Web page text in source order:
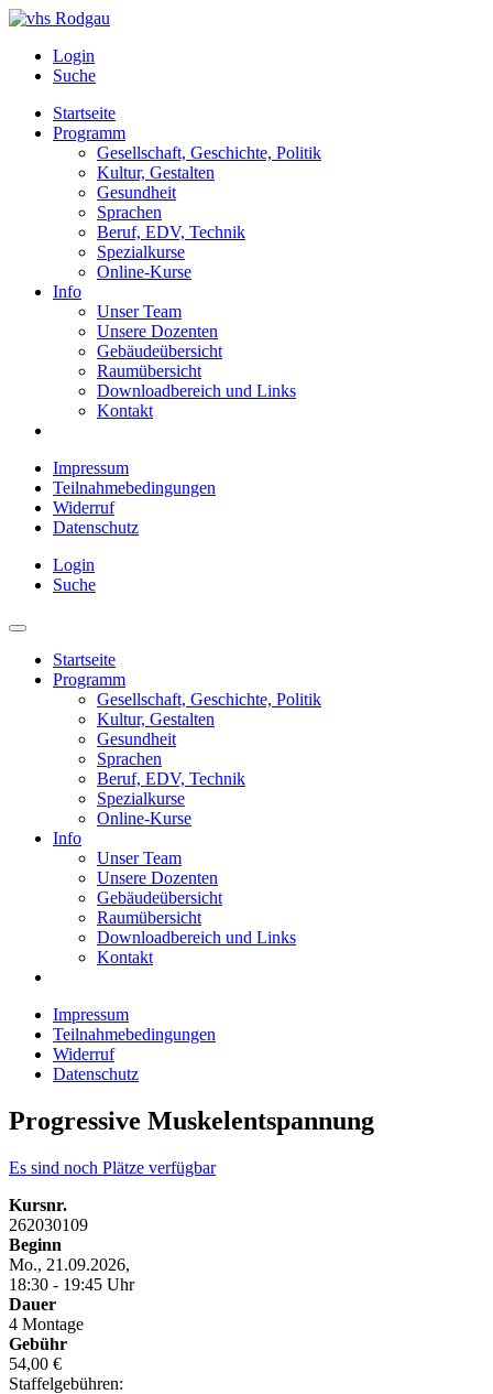
Login
Suche
Startseite
Programm
Gesellschaft, Geschichte, Politik
Kultur, Gestalten
Gesundheit
Sprachen
Beruf, EDV, Technik
Spezialkurse
Online-Kurse
Info
Unser Team
Unsere Dozenten
Gebäudeübersicht
Raumübersicht
Downloadbereich und Links
Kontakt
Impressum
Teilnahmebedingungen
Widerruf
Datenschutz
Login
Suche
Startseite
Programm
Gesellschaft, Geschichte, Politik
Kultur, Gestalten
Gesundheit
Sprachen
Beruf, EDV, Technik
Spezialkurse
Online-Kurse
Info
Unser Team
Unsere Dozenten
Gebäudeübersicht
Raumübersicht
Downloadbereich und Links
Kontakt
Impressum
Teilnahmebedingungen
Widerruf
Datenschutz
Progressive Muskelentspannung
Es sind noch Plätze verfügbar
Kursnr.
262030109
Beginn
Mo., 21.09.2026,
18:30 - 19:45 Uhr
Dauer
4 Montage
Gebühr
54,00 €
Staffelgebühren: